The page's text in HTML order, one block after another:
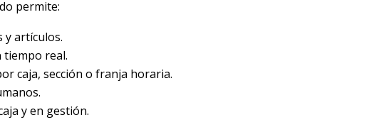
permite:
y artículos.
tiempo real.
caja, sección o franja horaria.
y en gestión.